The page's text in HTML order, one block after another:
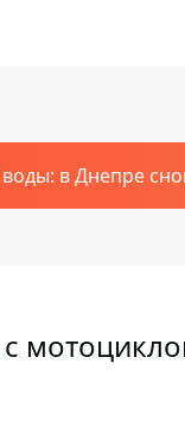
воды: в Днепре